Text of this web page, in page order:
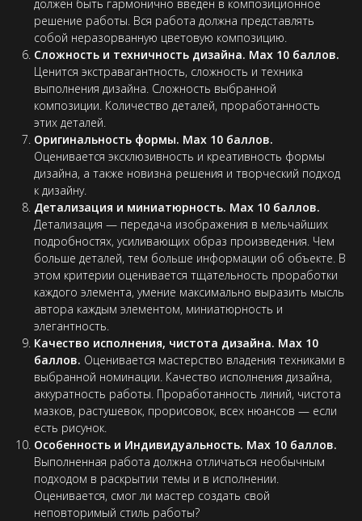
должен быть гармонично введен в композиционное
решение работы. Вся работа должна представлять
собой неразорванную цветовую композицию.
Сложность и техничность дизайна. Max 10 баллов.
Ценится экстравагантность, сложность и техника
выполнения дизайна. Сложность выбранной
композиции. Количество деталей, проработанность
этих деталей.
Оригинальность формы. Max 10 баллов.
Оценивается эксклюзивность и креативность формы
дизайна, а также новизна решения и творческий подход
к дизайну.
Детализация и миниатюрность. Max 10 баллов.
Детализация — передача изображения в мельчайших
подробностях, усиливающих образ произведения. Чем
больше деталей, тем больше информации об объекте. В
этом критерии оценивается тщательность проработки
каждого элемента, умение максимально выразить мысль
автора каждым элементом, миниатюрность и
элегантность.
Качество исполнения, чистота дизайна. Max 10
баллов. Оценивается мастерство владения техниками в
выбранной номинации. Качество исполнения дизайна,
аккуратность работы. Проработанность линий, чистота
мазков, растушевок, прорисовок, всех нюансов — если
есть рисунок.
Особенность и Индивидуальность. Max 10 баллов.
Выполненная работа должна отличаться необычным
подходом в раскрытии темы и в исполнении.
Оценивается, смог ли мастер создать свой
неповторимый стиль работы?